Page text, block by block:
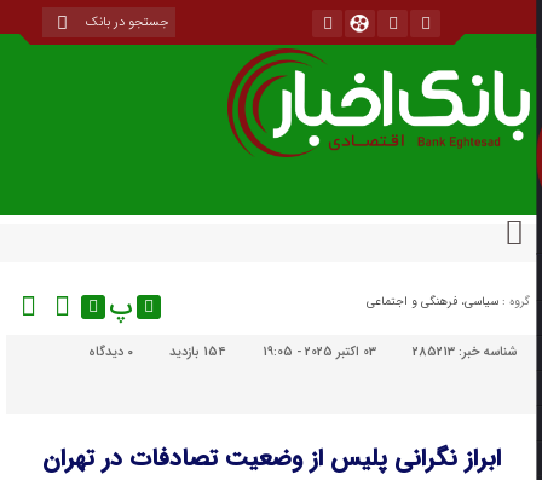
گروه : سیاسی، فرهنگی و اجتماعی پ
شناسه خبر:285213 03 اکتبر 2025 - 19:05 154 بازدید دیدگاه
ابراز نگرانی پلیس از وضعیت تصادفات در تهران